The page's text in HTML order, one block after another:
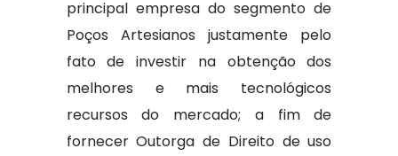
principal empresa do segmento de
Poços Artesianos justamente pelo
fato de investir na obtenção dos
melhores e mais tecnológicos
recursos do mercado; a fim de
fornecer Outorga de Direito de uso